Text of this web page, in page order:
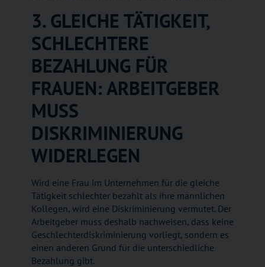
3. GLEICHE TÄTIGKEIT,
SCHLECHTERE
BEZAHLUNG FÜR
FRAUEN: ARBEITGEBER
MUSS
DISKRIMINIERUNG
WIDERLEGEN
Wird eine Frau im Unternehmen für die gleiche
Tätigkeit schlechter bezahlt als ihre männlichen
Kollegen, wird eine Diskriminierung vermutet. Der
Arbeitgeber muss deshalb nachweisen, dass keine
Geschlechterdiskriminierung vorliegt, sondern es
einen anderen Grund für die unterschiedliche
Bezahlung gibt.